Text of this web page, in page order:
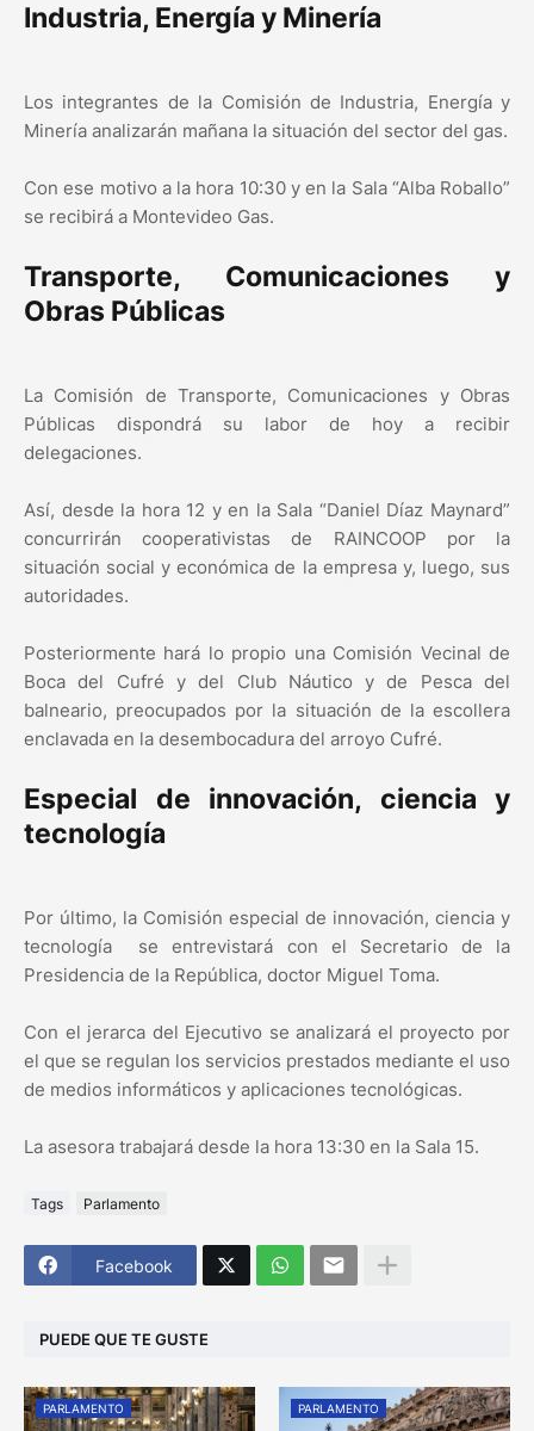
Industria, Energía y Minería
Los integrantes de la Comisión de Industria, Energía y
Minería analizarán mañana la situación del sector del gas.
Con ese motivo a la hora 10:30 y en la Sala “Alba Roballo”
se recibirá a Montevideo Gas.
Transporte, Comunicaciones y
Obras Públicas
La Comisión de Transporte, Comunicaciones y Obras
Públicas dispondrá su labor de hoy a recibir
delegaciones.
Así, desde la hora 12 y en la Sala “Daniel Díaz Maynard”
concurrirán cooperativistas de RAINCOOP por la
situación social y económica de la empresa y, luego, sus
autoridades.
Posteriormente hará lo propio una Comisión Vecinal de
Boca del Cufré y del Club Náutico y de Pesca del
balneario, preocupados por la situación de la escollera
enclavada en la desembocadura del arroyo Cufré.
Especial de innovación, ciencia y
tecnología
Por último, la Comisión especial de innovación, ciencia y
tecnología se entrevistará con el Secretario de la
Presidencia de la República, doctor Miguel Toma.
Con el jerarca del Ejecutivo se analizará el proyecto por
el que se regulan los servicios prestados mediante el uso
de medios informáticos y aplicaciones tecnológicas.
La asesora trabajará desde la hora 13:30 en la Sala 15.
Tags Parlamento
Facebook
PUEDE QUE TE GUSTE
PARLAMENTO PARLAMENTO